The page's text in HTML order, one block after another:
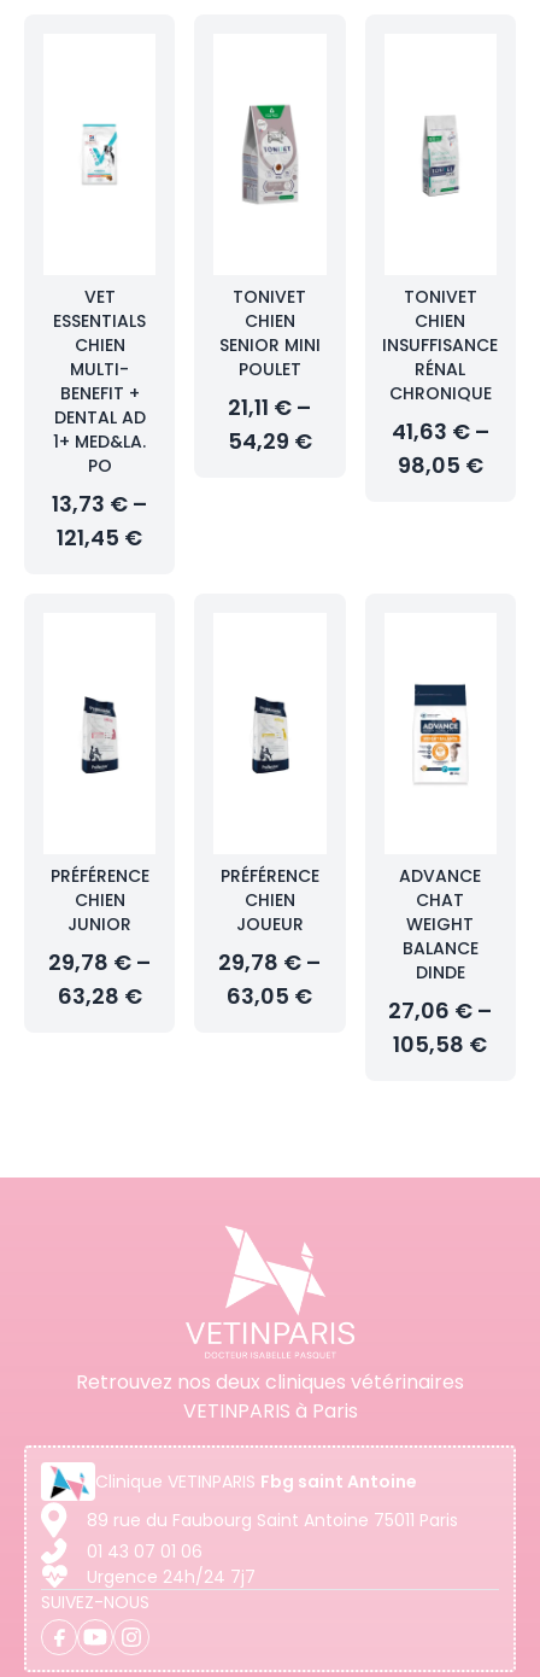
VET
ESSENTIALS
CHIEN
MULTI-
BENEFIT +
DENTAL AD
1+ MED&LA.
PO
13,73 € –
121,45 €
TONIVET
CHIEN
SENIOR MINI
POULET
21,11 € –
54,29 €
TONIVET
CHIEN
INSUFFISANCE
RÉNAL
CHRONIQUE
41,63 € –
98,05 €
PRÉFÉRENCE
CHIEN
JUNIOR
29,78 € –
63,28 €
PRÉFÉRENCE
CHIEN
JOUEUR
29,78 € –
63,05 €
ADVANCE
CHAT
WEIGHT
BALANCE
DINDE
27,06 € –
105,58 €
Retrouvez nos deux cliniques vétérinaires
VETINPARIS à Paris
Clinique VETINPARIS Fbg saint Antoine
89 rue du Faubourg Saint Antoine 75011 Paris
01 43 07 01 06
Urgence 24h/24 7j7
SUIVEZ-NOUS